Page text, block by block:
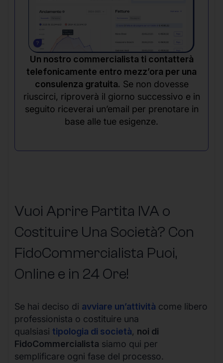
Un nostro commercialista ti contatterà
telefonicamente entro mezz’ora per una
consulenza gratuita. Se non dovesse
riuscirci, riproverà il giorno successivo e in
seguito riceverai un’email per prenotare in
base alle tue esigenze.
Vuoi Aprire Partita IVA o
Costituire Una Società? Con
FidoCommercialista Puoi,
Online e in 24 Ore!
Se hai deciso di avviare un’attività come libero
professionista o costituire una
qualsiasi tipologia di società, noi di
FidoCommercialista siamo qui per
semplificare ogni fase del processo.